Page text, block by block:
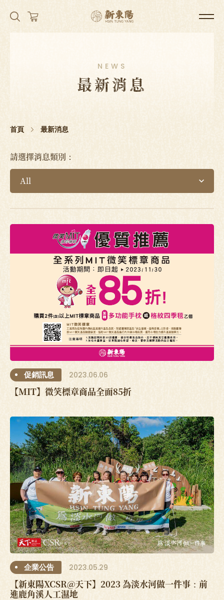
NEWS
最新消息
首頁 最新消息
請選擇消息類別：
促銷訊息 2023.06.06
【MIT】微笑標章商品全面85折
企業公告 2023.05.29
【新東陽XCSR@天下】2023 為淡水河做一件事：前
進鹿角溪人工濕地